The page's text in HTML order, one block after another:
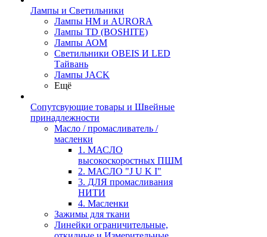
Лампы и Светильники
Лампы HM и AURORA
Лампы TD (BOSHITE)
Лампы АОМ
Светильники OBEIS И LED
Тайвань
Лампы JACK
Ещё
Сопутсвующие товары и Швейные
принадлежности
Масло / промасливатель /
масленки
1. МАСЛО
высокоскоростных ПШМ
2. МАСЛО "J U K I"
3. ДЛЯ промасливания
НИТИ
4. Масленки
Зажимы для ткани
Линейки ограничительные,